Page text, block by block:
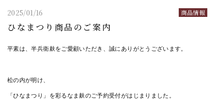
ひなまつり商品のご案内
2025/01/16 商品情報
平素は、半兵衛麸をご愛顧いただき、誠にありがとうございます。
松の内が明け、
「ひなまつり」を彩るなま麸のご予約受付がはじまりました。